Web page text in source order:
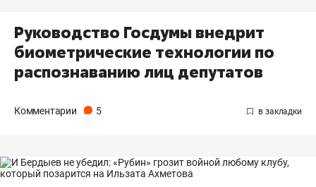
Руководство Госдумы внедрит
биометрические технологии по
распознаванию лиц депутатов
Комментарии 5